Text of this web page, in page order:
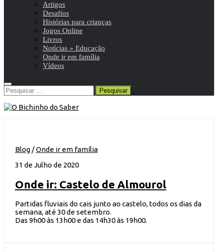
Artigos
Desafios
Histórias para crianças
Jogos Online
Livros
Notícias » Educação
Onde ir em família
Vídeos
Pesquisar
por:
Blog/Onde ir em família
31 de Julho de 2020
Onde ir: Castelo de Almourol
Partidas fluviais do cais junto ao castelo, todos os dias da
semana, até 30 de setembro.
Das 9h00 às 13h00 e das 14h30 às 19h00.